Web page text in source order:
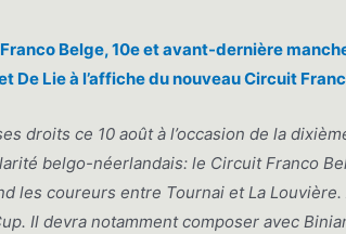
Belge, 10e et avant-dernière
De Lie à l’affiche du nouveau Circuit
droits ce 10 août à l’occasion de la
belgo-néerlandais: le Circuit Franco
les coureurs entre Tournai et La
Il devra notamment composer avec